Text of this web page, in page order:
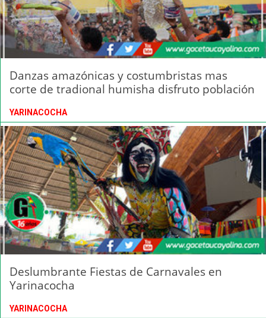
Danzas amazónicas y costumbristas mas
corte de tradional humisha disfruto población
YARINACOCHA
Deslumbrante Fiestas de Carnavales en
Yarinacocha
YARINACOCHA